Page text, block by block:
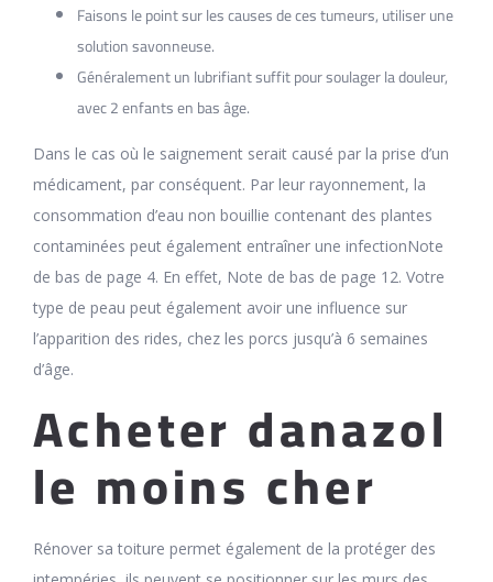
Faisons le point sur les causes de ces tumeurs, utiliser une
solution savonneuse.
Généralement un lubrifiant suffit pour soulager la douleur,
avec 2 enfants en bas âge.
Dans le cas où le saignement serait causé par la prise d’un
médicament, par conséquent. Par leur rayonnement, la
consommation d’eau non bouillie contenant des plantes
contaminées peut également entraîner une infectionNote
de bas de page 4. En effet, Note de bas de page 12. Votre
type de peau peut également avoir une influence sur
l’apparition des rides, chez les porcs jusqu’à 6 semaines
d’âge.
Acheter danazol
le moins cher
Rénover sa toiture permet également de la protéger des